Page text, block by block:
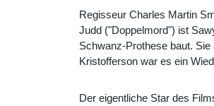
Regisseur Charles Martin
Judd ("Doppelmord") ist
Schwanz-Prothese baut.
Kristofferson war es ein
Der eigentliche Star des